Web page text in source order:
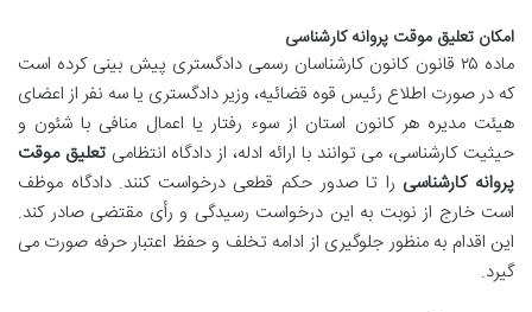
امکان تعلیق موقت پروانه کارشناسی
ماده ۲۵ قانون کانون کارشناسان رسمی دادگستری پیش بینی کرده است
که در صورت اطلاع رئیس قوه قضائیه، وزیر دادگستری یا سه نفر از اعضای
هیئت مدیره هر کانون استان از سوء رفتار یا اعمال منافی با شئون و
حیثیت کارشناسی، می توانند با ارائه ادله، از دادگاه انتظامیتعلیق موقت
پروانه کارشناسی را تا صدور حکم قطعی درخواست کنند. دادگاه موظف
است خارج از نوبت به این درخواست رسیدگی و رأی مقتضی صادر کند.
این اقدام به منظور جلوگیری از ادامه تخلف و حفظ اعتبار حرفه صورت می
گیرد.